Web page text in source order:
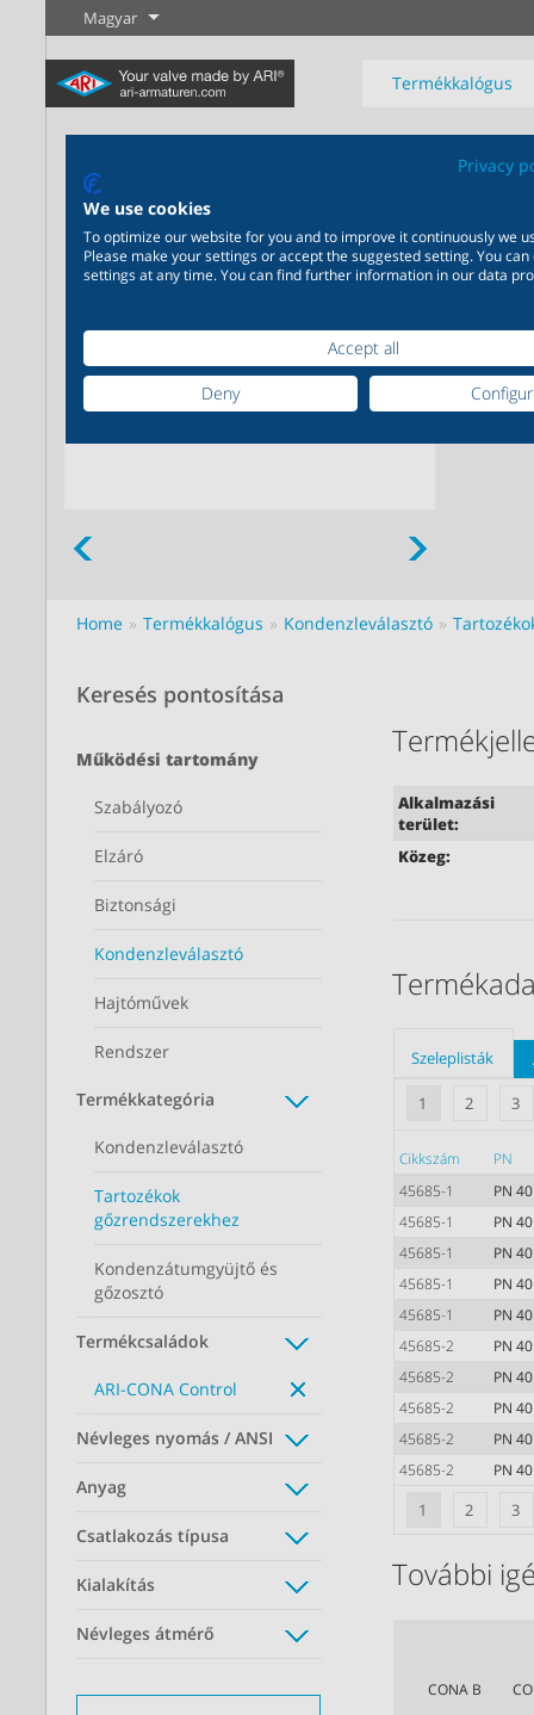
Magyar
Termékkalógus
Új termékek
Tudjon meg
Szabályozás
Tudjon meg
többet
Elzárás
Tudjon meg
Ipar
ipari felhasználásra 20.000
Tudjon meg többet
Vegyipar
épülő, egymást kiegészítő
termékmegoldások 200.000
változat a vegyipar számára
Tudjon meg többet
Home Termékkalógus Kondenzleválasztó
Alkalmazási
terület:
Közeg:
Szeleplisták
1 2 3
Cikkszám PN
1 2 3
45685-1
PN 40
45685-1
PN 40
45685-1
PN 40
45685-1
PN 40
45685-1
PN 40
45685-2
PN 40
45685-2
PN 40
45685-2
PN 40
45685-2
PN 40
45685-2
PN 40
További
CONA B
Keresés pontosítása
Működési tartomány
Szabályozó
Elzáró
Biztonsági
Kondenzleválasztó
Hajtóművek
Rendszer
Termékkategória
Kondenzleválasztó
Tartozékok
gőzrendszerekhez
Kondenzátumgyüjtő és
gőzosztó
Termékcsaládok
ARI-CONA Control
Névleges nyomás / ANSI
Anyag
Csatlakozás típusa
Kialakítás
Névleges átmérő
Privacy
We use cookies
To optimize our website for you and to improve it continuously we
Please make your settings or accept the suggested setting. You
settings at any time. You can find further information in our data
Accept all
Deny